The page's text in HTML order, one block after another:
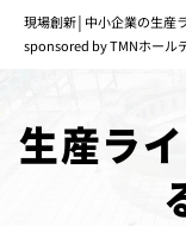
現場創新│中小企業の生産
sponsored by TMNホール
生産ラ